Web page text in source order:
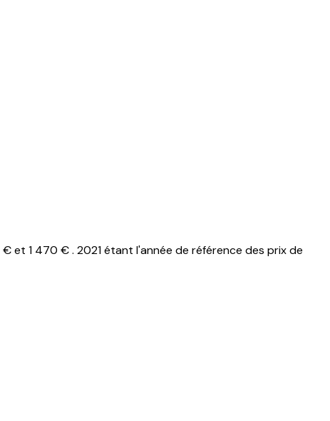
et 1 470 € . 2021 étant l'année de référence des prix de